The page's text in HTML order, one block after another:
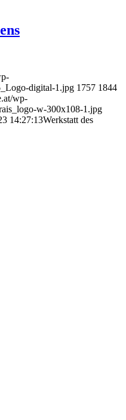
digital-1.jpg 1757 1844
wp-
w-300x108-1.jpg
14:27:13Werkstatt des